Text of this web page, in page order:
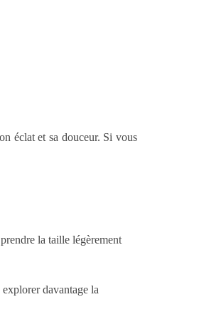
éclat et sa douceur. Si vous
la taille légèrement
explorer davantage la